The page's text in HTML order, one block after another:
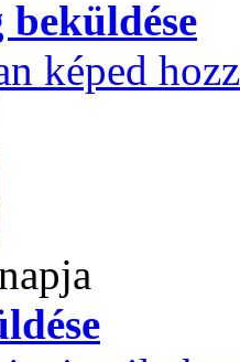
képed